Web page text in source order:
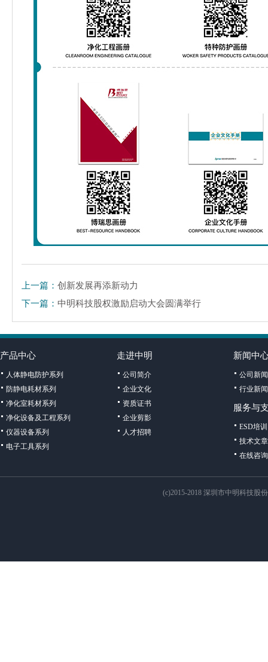
上一篇： 创新发展再添新动力
下一篇： 中明科技股权激励启动大会圆满举行
产品中心
人体静电防护系列
防静电耗材系列
净化室耗材系列
净化设备及工程系列
仪器设备系列
电子工具系列
走进中明
公司简介
企业文化
资质证书
企业剪影
人才招聘
新闻中
公司新闻
行业新闻
服务与
ESD培训
技术文章
在线咨询
(c)2015-2018 深圳市中明科技股